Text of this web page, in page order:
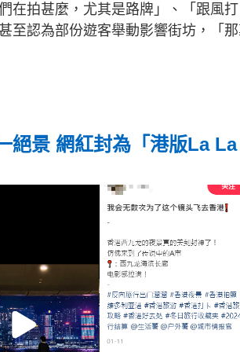
在拍甚麼，尤其是路牌」、「跟風打
至認為部份遊客舉動影響街坊，「
絕景 網紅封為「港版La La